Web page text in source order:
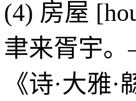
(4) 房屋
聿来胥宇
《诗·大雅·